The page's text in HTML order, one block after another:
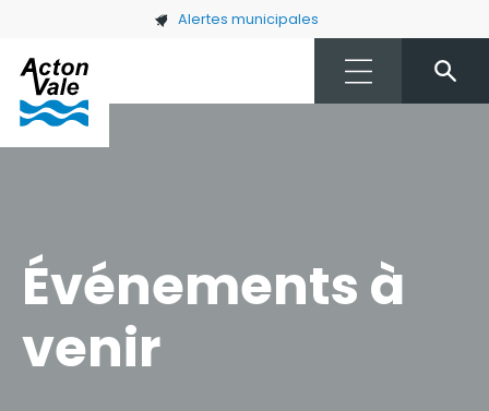
Skip to main content Alertes municipales
Événements à
venir